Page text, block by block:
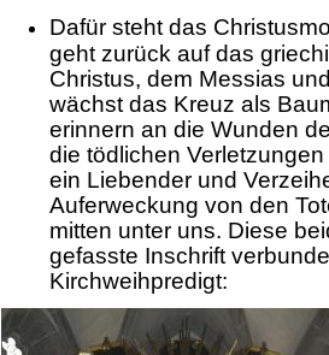
Dafür steht das
geht zurück auf das
Christus, dem Messias
wächst das Kreuz als
erinnern an die Wunden
die tödlichen
ein Liebender und
Auferweckung von den
mitten unter uns. Diese
gefasste Inschrift
Kirchweihpredigt: